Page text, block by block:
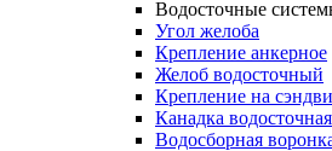
Водосточные
Угол желоба
Крепление анкерное
Желоб водосточный
Крепление на
Канадка водосточная
Водосборная